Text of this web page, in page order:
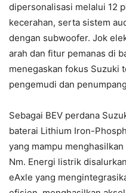
dipersonalisasi melalui 12
kecerahan, serta sistem
dengan subwoofer. Jok
arah dan fitur pemanas di
menegaskan fokus Suzuki
pengemudi dan
Sebagai BEV perdana
baterai Lithium Iron-
yang mampu
Nm. Energi listrik
eAxle yang